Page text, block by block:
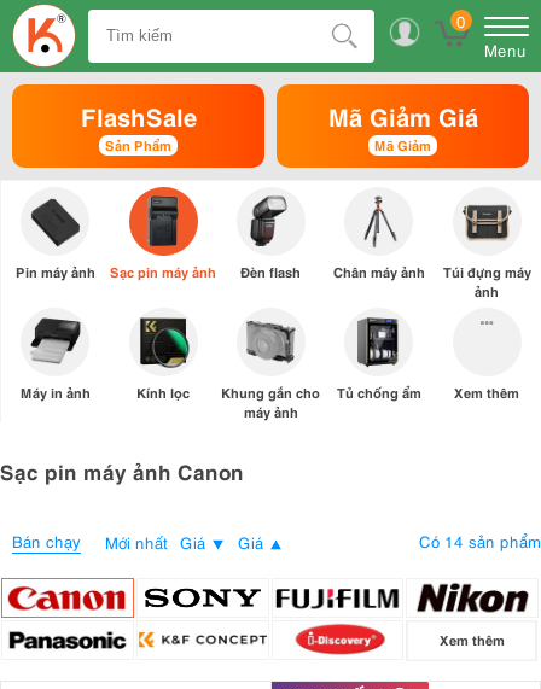
0
Menu
FlashSale
Sản Phẩm
Mã Giảm Giá
Mã Giảm
Pin máy ảnh Sạc pin máy ảnh Đèn flash Chân máy ảnh
Túi đựng máy
ảnh
Máy in ảnh Kính lọc
Khung gắn cho
máy ảnh
Tủ chống ẩm Xem thêm
Sạc pin máy ảnh Canon
Bán chạy Mới nhất Giá Giá Có 14 sản phẩm
Xem thêm